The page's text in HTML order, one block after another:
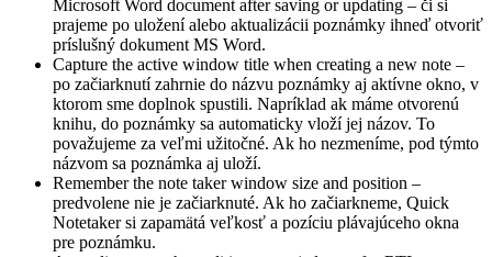
Microsoft Word document after saving or updating – či si
prajeme po uložení alebo aktualizácii poznámky ihneď otvoriť
príslušný dokument MS Word.
Capture the active window title when creating a new note –
po začiarknutí zahrnie do názvu poznámky aj aktívne okno, v
ktorom sme doplnok spustili. Napríklad ak máme otvorenú
knihu, do poznámky sa automaticky vloží jej názov. To
považujeme za veľmi užitočné. Ak ho nezmeníme, pod týmto
názvom sa poznámka aj uloží.
Remember the note taker window size and position –
predvolene nie je začiarknuté. Ak ho začiarkneme, Quick
Notetaker si zapamätá veľkosť a pozíciu plávajúceho okna
pre poznámku.